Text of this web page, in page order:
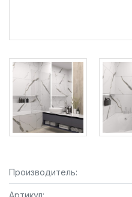
Производитель:
Артикул: